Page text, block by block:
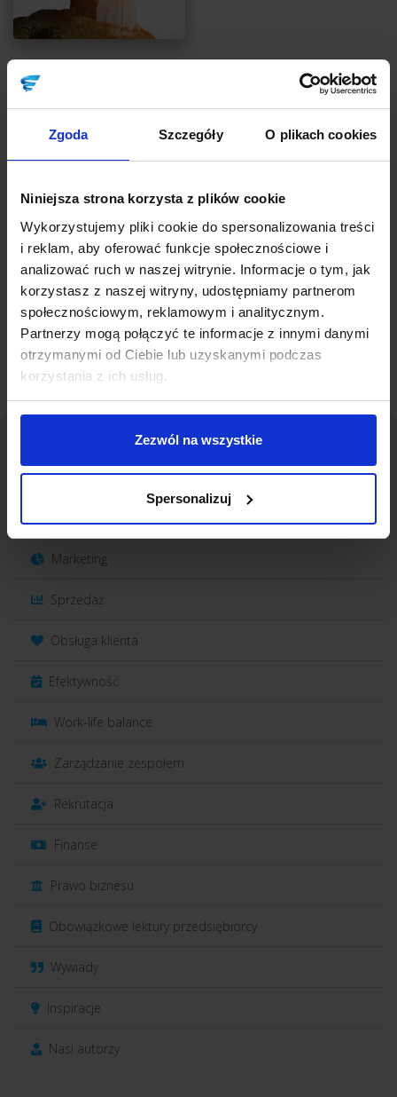
Zgoda Szczegóły O plikach cookies
Niniejsza strona korzysta z plików cookie
Wykorzystujemy pliki cookie do spersonalizowania treści
i reklam, aby oferować funkcje społecznościowe i
analizować ruch w naszej witrynie. Informacje o tym, jak
korzystasz z naszej witryny, udostępniamy partnerom
społecznościowym, reklamowym i analitycznym.
Partnerzy mogą połączyć te informacje z innymi danymi
otrzymanymi od Ciebie lub uzyskanymi podczas
korzystania z ich usług.
Zezwól na wszystkie
Spersonalizuj
Przestań się rozmieniać na drobne!
Autor:Monika Madejska
Ten artykuł jest dla tych Przedsiębiorców, którzy konsekwentnie i
czas i energię na drobiazgi, które nie mają realnego wpływu na
życia.
CZYTAJ
Kategorie
Marketing
Sprzedaż
Obsługa klienta
Efektywność
Work-life balance
Zarządzanie zespołem
Rekrutacja
Finanse
Prawo biznesu
Obowiązkowe lektury przedsiębiorcy
Wywiady
Inspiracje
Nasi autorzy